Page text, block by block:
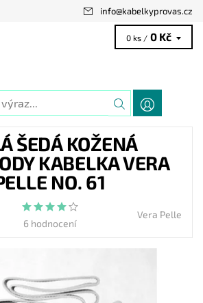
info@kabelkyprovas.cz
0 ks / 0 Kč
ŠEDÁ KOŽENÁ
KABELKA VERA
NO. 61
6 hodnocení
Vera Pelle